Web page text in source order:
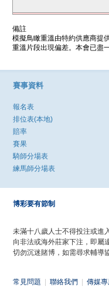
備註
模擬鳥瞰重溫由特約供應商提
重溫片段出現偏差。本會已盡
賽事資料
報名表
排位表(本地)
賠率
賽果
騎師分場表
練馬師分場表
博彩要有節制
未滿十八歲人士不得投注或進
向非法或海外莊家下注，即屬
切勿沉迷賭博，如需尋求輔導
常見問題 聯絡我們 傳媒專